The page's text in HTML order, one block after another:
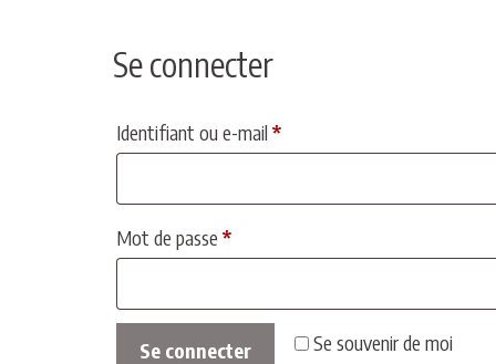
Se connecter
Identifiant ou e-mail *Obligatoire
Mot de passe *Obligatoire
Se souvenir de moi
Se connecter